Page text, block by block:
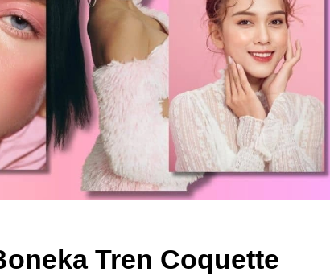
Tren Coquette